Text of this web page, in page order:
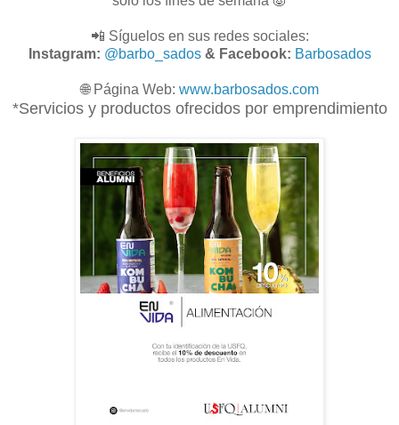
📲 Síguelos en sus redes sociales:
Instagram: @barbo_sados& Facebook: Barbosados
🌐 Página Web: www.barbosados.com
*Servicios y productos ofrecidos por emprendimiento